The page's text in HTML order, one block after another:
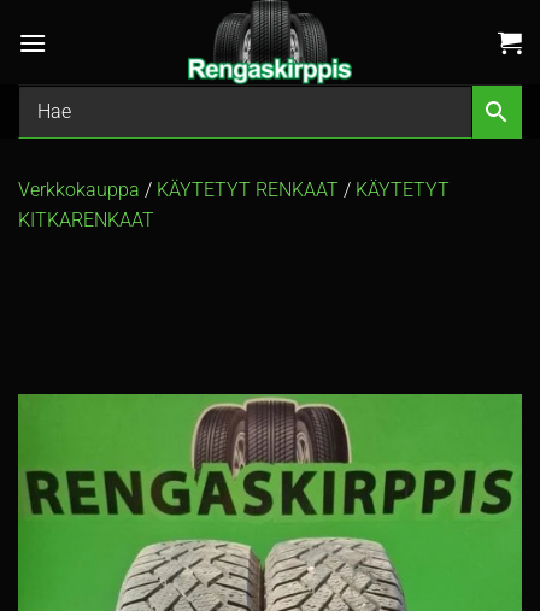
Verkkokauppa / KÄYTETYT RENKAAT / KÄYTETYT
KITKARENKAAT